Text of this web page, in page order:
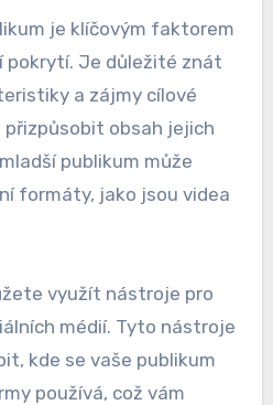
je klíčovým faktorem
pokrytí. Je důležité znát
a zájmy cílové
přizpůsobit obsah jejich
publikum může
formáty, jako jsou videa
využít nástroje pro
médií. Tyto nástroje
kde se vaše publikum
používá, což vám